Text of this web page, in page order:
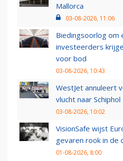
Mallorca
03-08-2026, 11:06
Biedingsoorlog om
investeerders
voor bod
03-08-2026, 10:43
WestJet annuleert
vlucht naar Schiphol
03-08-2026, 10:02
VisionSafe wijst
gevaren rook in de
01-08-2026, 8:00